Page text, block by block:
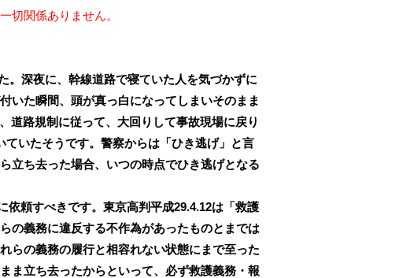
切関係ありません。
。深夜に、幹線道路で寝ていた人を気づかずに
いた瞬間、頭が真っ白になってしまいそのまま
道路規制に従って、大回りして事故現場に戻り
いたそうです。警察からは「ひき逃げ」と言
立ち去った場合、いつの時点でひき逃げとなる
頼すべきです。東京高判平成29.4.12は「救護
の義務に違反する不作為があったものとまでは
らの義務の履行と相容れない状態にまで至った
ま立ち去ったからといって、必ず救護義務・報